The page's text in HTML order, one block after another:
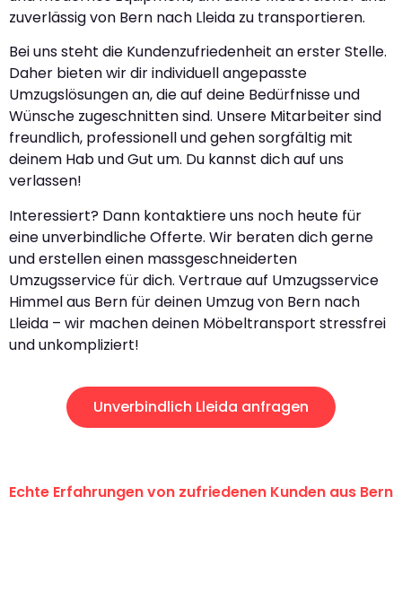
zuverlässig von Bern nach Lleida zu transportieren.
Bei uns steht die Kundenzufriedenheit an erster Stelle.
Daher bieten wir dir individuell angepasste
Umzugslösungen an, die auf deine Bedürfnisse und
Wünsche zugeschnitten sind. Unsere Mitarbeiter sind
freundlich, professionell und gehen sorgfältig mit
deinem Hab und Gut um. Du kannst dich auf uns
verlassen!
Interessiert? Dann kontaktiere uns noch heute für
eine unverbindliche Offerte. Wir beraten dich gerne
und erstellen einen massgeschneiderten
Umzugsservice für dich. Vertraue auf Umzugsservice
Himmel aus Bern für deinen Umzug von Bern nach
Lleida – wir machen deinen Möbeltransport stressfrei
und unkompliziert!
Unverbindlich Lleida anfragen
Echte Erfahrungen von zufriedenen Kunden aus Bern